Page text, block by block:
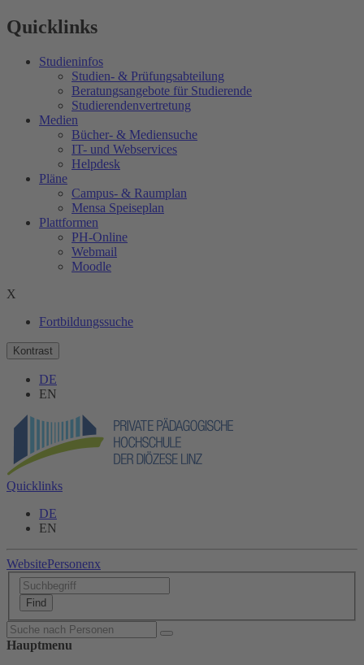
Quicklinks
Studieninfos
Studien- & Prüfungsabteilung
Beratungsangebote für Studierende
Studierendenvertretung
Medien
Bücher- & Mediensuche
IT- und Webservices
Helpdesk
Pläne
Campus- & Raumplan
Mensa Speiseplan
Plattformen
PH-Online
Webmail
Moodle
X
Fortbildungssuche
Kontrast
DE
EN
Quicklinks
DE
EN
WebsitePersonenx
Hauptmenu